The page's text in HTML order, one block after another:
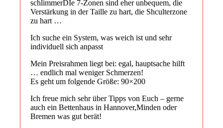
schlimmerDIe 7-Zonen sind eher unbequem, die
Verstärkung in der Taille zu hart, die Shculterzone
zu hart …
Ich suche ein System, was weich ist und sehr
individuell sich anpasst
Mein Preisrahmen liegt bei: egal, hauptsache hilft
… endlich mal weniger Schmerzen!
Es geht um folgende Größe: 90×200
Ich freue mich sehr über Tipps von Euch – gerne
auch ein Bettenhaus in Hannover,Minden oder
Bremen was gut berät!